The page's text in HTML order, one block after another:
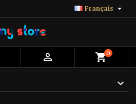
Français 
 shopping_cart0